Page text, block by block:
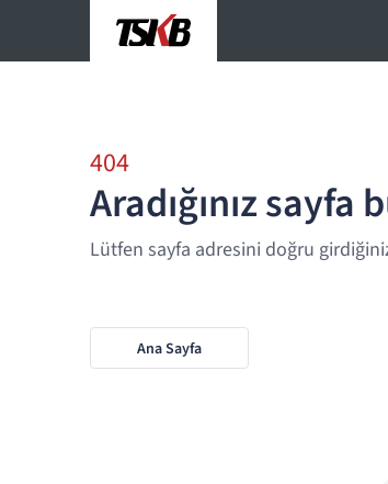
404
Aradığınız sayfa
Lütfen sayfa adresini doğru
Ana Sayfa